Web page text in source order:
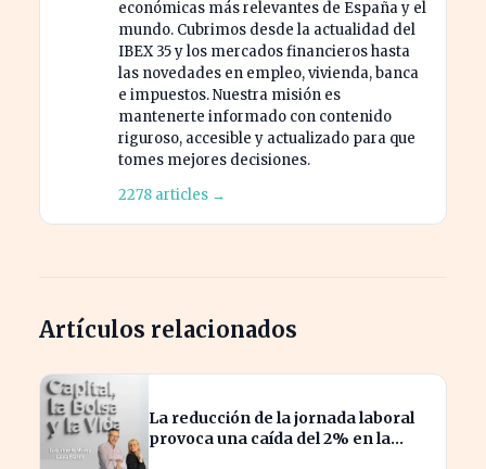
económicas más relevantes de España y el
mundo. Cubrimos desde la actualidad del
IBEX 35 y los mercados financieros hasta
las novedades en empleo, vivienda, banca
e impuestos. Nuestra misión es
mantenerte informado con contenido
riguroso, accesible y actualizado para que
tomes mejores decisiones.
2278 articles →
Artículos relacionados
La reducción de la jornada laboral
provoca una caída del 2% en la